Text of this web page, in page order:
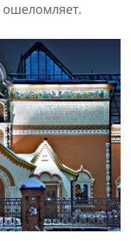
ошеломляет.